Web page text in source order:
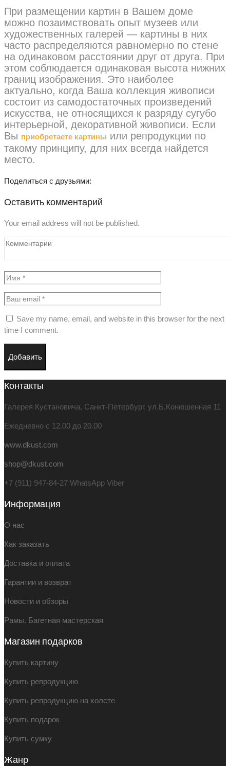
При размещении картин в Вашем доме
можно позаимствовать опыт музеев или
художественных галерей — картины в них
часто распределяются равномерно по стене
на одинаковом расстоянии друг от друга. При
этом соблюдается одинаковая высота нижних
границ изображения. Это наиболее
актуально, когда Ваша коллекция живописи
состоит из самодостаточных произведений
искусства, не относящихся к разряду сугубо
интерьерной, декоративной живописи. Если
Вы приобретаете картины или репродукции по
такому принципу, для них всегда найдется
место.
Поделиться с друзьями:
Оставить комментарий
Your email address will not be published.
Save my name, email, and website in this browser for the next
time I comment.
Контакты
Галерея Кустановича, Санкт-Петербург, ул.Б.Конюшенная 11
Ежедневно с 12.00 до 20.00
www.dkust.com
shop@dkust.com
+7 (911) 947-84-27 WhatsApp Viber
Информация
О нас
Как заказать
Доставка и оплата
Гарантии и возврат
Новости и обзоры
Рамы. Багетная мастерская
Магазин подарков
Купить картину
Купить репродукцию
Купить репродукцию на холсте
Купить подарок
Купить сумку
Жанр